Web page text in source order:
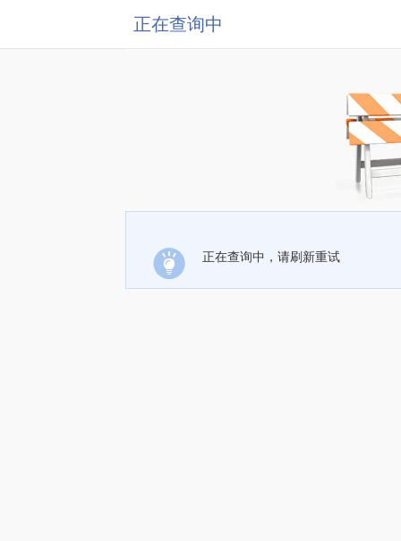
正在查询中
正在查询中，请刷新重试